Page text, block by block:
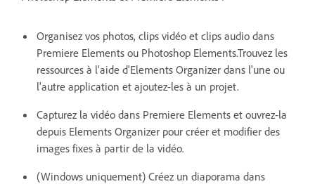
Organisez vos photos, clips vidéo et clips audio dans
Premiere Elements ou Photoshop Elements.Trouvez les
ressources à l'aide d'Elements Organizer dans l'une ou
l'autre application et ajoutez-les à un projet.
Capturez la vidéo dans Premiere Elements et ouvrez-la
depuis Elements Organizer pour créer et modifier des
images fixes à partir de la vidéo.
(Windows uniquement) Créez un diaporama dans